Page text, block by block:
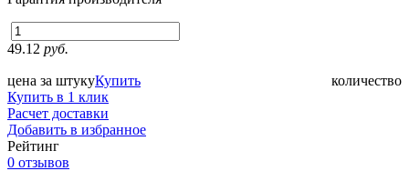
49.12 руб.
цена за штуку количество
Купить
Купить в 1 клик
Расчет доставки
Добавить в избранное
Рейтинг
0 отзывов